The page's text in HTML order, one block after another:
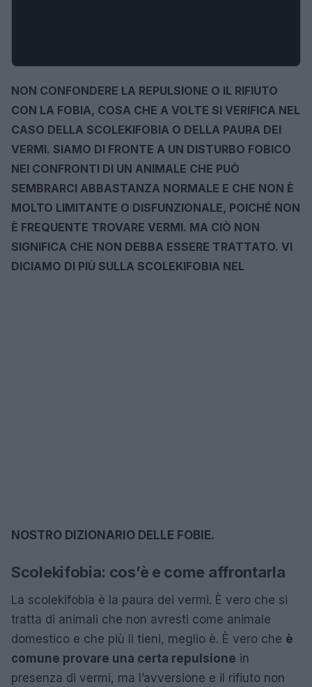
NON CONFONDERE LA REPULSIONE O IL RIFIUTO
CON LA FOBIA, COSA CHE A VOLTE SI VERIFICA NEL
CASO DELLA SCOLEKIFOBIA O DELLA PAURA DEI
VERMI. SIAMO DI FRONTE A UN DISTURBO FOBICO
NEI CONFRONTI DI UN ANIMALE CHE PUÒ
SEMBRARCI ABBASTANZA NORMALE E CHE NON È
MOLTO LIMITANTE O DISFUNZIONALE, POICHÉ NON
È FREQUENTE TROVARE VERMI. MA CIÒ NON
SIGNIFICA CHE NON DEBBA ESSERE TRATTATO. VI
DICIAMO DI PIÙ SULLA SCOLEKIFOBIA NEL
NOSTRO DIZIONARIO DELLE FOBIE.
Scolekifobia: cos’è e come affrontarla
La scolekifobia è la paura dei vermi. È vero che si
tratta di animali che non avresti come animale
domestico e che più li tieni, meglio è. È vero che è
comune provare una certa repulsione in
presenza di vermi, ma l’avversione e il rifiuto non